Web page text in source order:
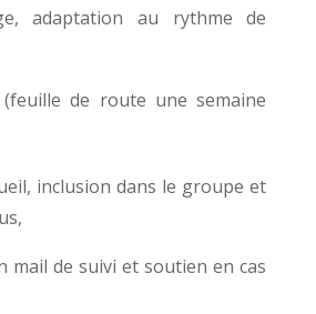
adaptation au rythme de
de route une semaine
inclusion dans le groupe et
mail de suivi et soutien en cas